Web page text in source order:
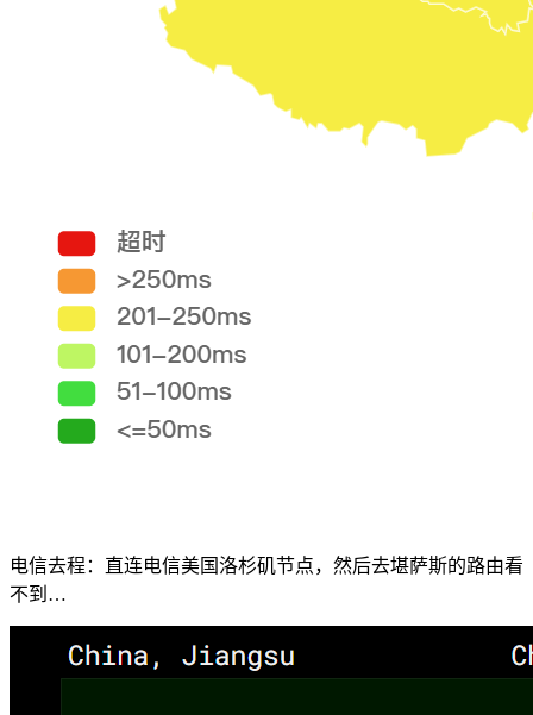
电信去程：直连电信美国洛杉矶节点，然后去堪萨斯的路由看
不到…